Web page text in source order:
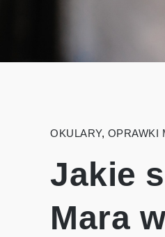
OKULARY, OPRAWKI
Jakie
Mara